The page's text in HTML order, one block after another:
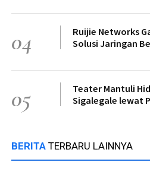
04
Ruijie Networks
Solusi Jaringan
05
Teater Mantuli
Sigalegale lewat
BERITA TERBARU LAINNYA